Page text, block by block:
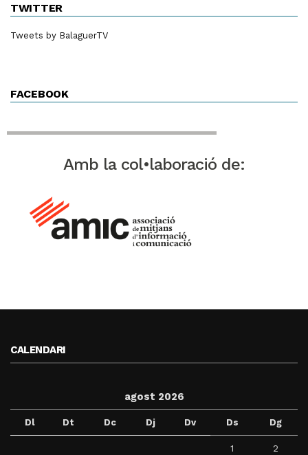
TWITTER
Tweets by BalaguerTV
FACEBOOK
Amb la col•laboració de:
CALENDARI
agost 2026
Dl Dt Dc Dj Dv Ds Dg
1 2